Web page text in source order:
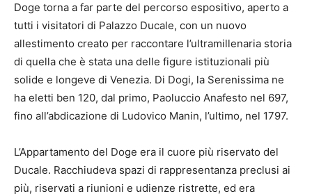
Doge torna a far parte del percorso espositivo, aperto a
tutti i visitatori di Palazzo Ducale, con un nuovo
allestimento creato per raccontare l’ultramillenaria storia
di quella che è stata una delle figure istituzionali più
solide e longeve di Venezia. Di Dogi, la Serenissima ne
ha eletti ben 120, dal primo, Paoluccio Anafesto nel 697,
fino all’abdicazione di Ludovico Manin, l’ultimo, nel 1797.
L’Appartamento del Doge era il cuore più riservato del
Ducale. Racchiudeva spazi di rappresentanza preclusi ai
più, riservati a riunioni e udienze ristrette, ed era